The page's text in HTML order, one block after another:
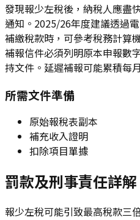
發現報少左稅後，納稅人應盡
通知。2025/26年度建議透過
補繳稅款時，可參考稅務計算
補報信件必須列明原本申報數
持文件。延遲補報可能累積每
所需文件準備
原始報稅表副本
補充收入證明
扣除項目單據
罰款及刑事責任詳解
報少左稅可能引致最高稅款三